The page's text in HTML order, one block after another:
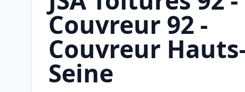
Couvreur 92 -
Couvreur
Seine